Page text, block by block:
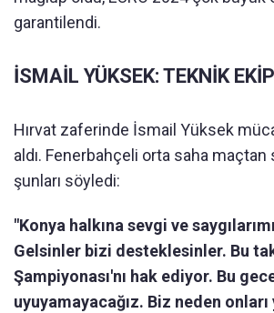
garantilendi.
İSMAİL YÜKSEK: TEKNİK
Hırvat zaferinde İsmail Yüksek
aldı. Fenerbahçeli orta saha maçtan
şunları söyledi:
"Konya halkına sevgi ve
Gelsinler bizi desteklesinler. Bu
Şampiyonası'nı hak ediyor. Bu
uyuyamayacağız. Biz neden